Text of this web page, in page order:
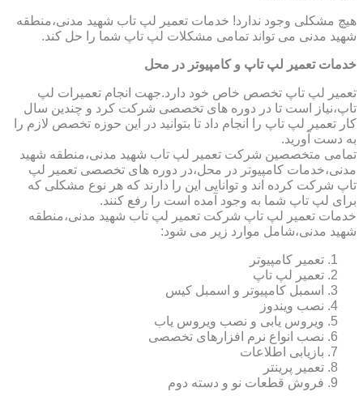
هیچ مشکلی وجود ندارد! خدمات تعمیر لپ تاب شهید مدنی،منطقه
شهید مدنی می تواند تمامی مشکلات لپ تاپ شما را حل کند.
خدمات تعمیر لپ تاپ و کامپیوتر در محل
تعمیر لپ تاپ تخصص خاص خود دارد.جهت انجام تعمیرات لپ
تاپ،نیاز است تا در دوره های تخصصی شرکت کرد و چندین سال
کار تعمیر لپ تاپ را انجام داد تا بتوانید در این حوزه تخصص لازم را
به دست آورید.
تمامی متخصصین شرکت تعمیر لپ تاب شهید مدنی،منطقه شهید
مدنی،خدمات کامپیوتر در محل،در دوره های تخصصی تعمیر لپ
تاپ شرکت کرده اند و توانایی این را دارند که هر نوع مشکلی که
برای لپ تاپ شما به وجود آمده است را رفع کنند.
خدمات تعمیر لپ تاپ شرکت تعمیر لپ تاب شهید مدنی،منطقه
شهید مدنی،شامل موارد زیر می شود:
تعمیر کامپیوتر
تعمیر لپ تاپ
اسمبل کامپیوتر و اسمبل کیس
نصب ویندوز
ویروس یابی و نصب ویروس یاب
نصب انواع نرم افزارهای تخصصی
بازیابی اطلاعات
تعمیر پرینتر
فروش قطعات نو و دسته دوم